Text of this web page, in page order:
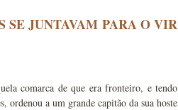
SE JUNTAVAM PARA O VIR
comarca de que era fronteiro, e tendo
a um grande capitão da sua hoste